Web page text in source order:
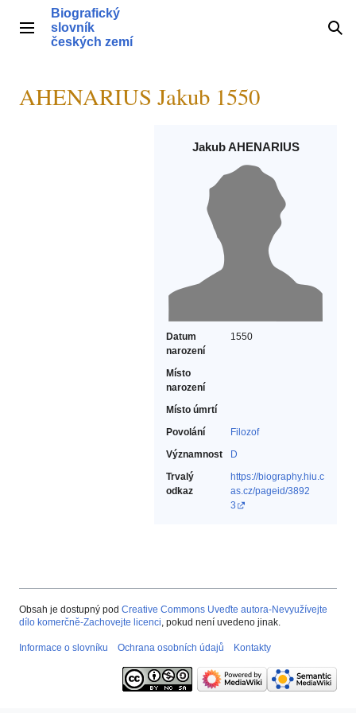
obsahHlavní menu
Biografický
slovník
českých zemí
AHENARIUS Jakub 1550
Jakub AHENARIUS
Datum
narození
1550
Místo
narození
Místo úmrtí
Povolání
Filozof‎
Významnost
D
Trvalý
odkaz
https://biography.hiu.c
as.cz/pageid/3892
3
Obsah je dostupný pod Creative Commons Uveďte autora-Nevyužívejte
dílo komerčně-Zachovejte licenci, pokud není uvedeno jinak.
Informace o slovníku Ochrana osobních údajů Kontakty